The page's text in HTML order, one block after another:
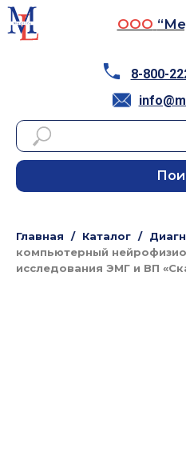
ООО
8-800-
Главная Каталог
компьютерный
исследования ЭМГ и ВП